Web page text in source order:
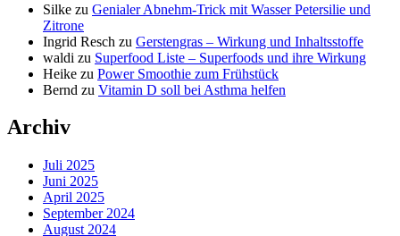
Silke zu Genialer Abnehm-Trick mit Wasser Petersilie und
Zitrone
Ingrid Resch zu Gerstengras – Wirkung und Inhaltsstoffe
waldi zu Superfood Liste – Superfoods und ihre Wirkung
Heike zu Power Smoothie zum Frühstück
Bernd zu Vitamin D soll bei Asthma helfen
Archiv
Juli 2025
Juni 2025
April 2025
September 2024
August 2024